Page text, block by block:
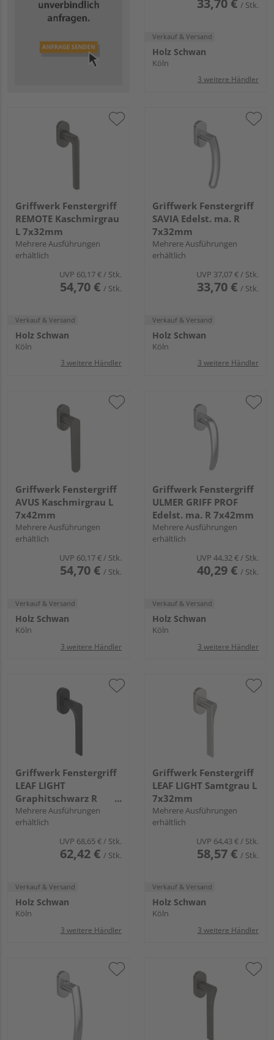
/ Stk.
Verkauf & Versand
Holz Schwan
Köln
3 weitere Händler
Griffwerk Fenstergriff
REMOTE Kaschmirgrau
L 7x32mm
Mehrere Ausführungen
erhältlich
UVP 60,17 €/ Stk.
54,70 € / Stk.
Verkauf & Versand
Holz Schwan
Köln
3 weitere Händler
Griffwerk Fenstergriff
SAVIA Edelst. ma. R
7x32mm
Mehrere Ausführungen
erhältlich
UVP 37,07 €/ Stk.
33,70 € / Stk.
Verkauf & Versand
Holz Schwan
Köln
3 weitere Händler
Griffwerk Fenstergriff
AVUS Kaschmirgrau L
7x42mm
Mehrere Ausführungen
erhältlich
UVP 60,17 €/ Stk.
54,70 € / Stk.
Verkauf & Versand
Holz Schwan
Köln
3 weitere Händler
Griffwerk Fenstergriff
ULMER GRIFF PROF
Edelst. ma. R 7x42mm
Mehrere Ausführungen
erhältlich
UVP 44,32 €/ Stk.
40,29 € / Stk.
Verkauf & Versand
Holz Schwan
Köln
3 weitere Händler
Griffwerk Fenstergriff
LEAF LIGHT
Graphitschwarz R
7x32mm
Mehrere Ausführungen
erhältlich
UVP 68,65 €/ Stk.
62,42 € / Stk.
Verkauf & Versand
Holz Schwan
Köln
3 weitere Händler
Griffwerk Fenstergriff
LEAF LIGHT Samtgrau L
7x32mm
Mehrere Ausführungen
erhältlich
UVP 64,43 €/ Stk.
58,57 € / Stk.
Verkauf & Versand
Holz Schwan
Köln
3 weitere Händler